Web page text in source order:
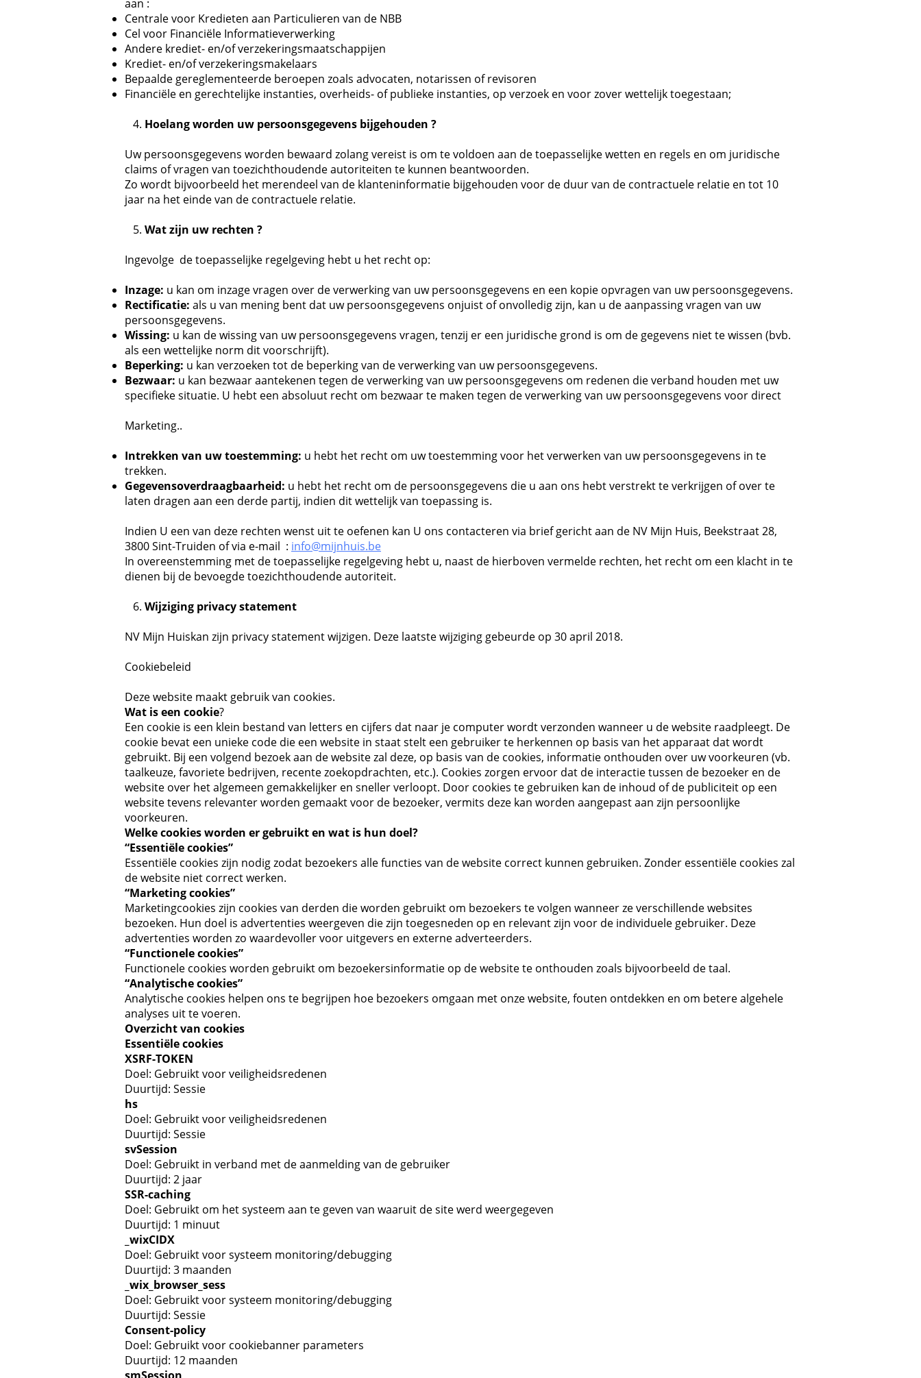
aan :
Centrale voor Kredieten aan Particulieren van de NBB
Cel voor Financiële Informatieverwerking
Andere krediet- en/of verzekeringsmaatschappijen
Krediet- en/of verzekeringsmakelaars
Bepaalde gereglementeerde beroepen zoals advocaten, notarissen of revisoren
Financiële en gerechtelijke instanties, overheids- of publieke instanties, op verzoek en voor zover wettelijk toegestaan;
4. Hoelang worden uw persoonsgegevens bijgehouden ?
Uw persoonsgegevens worden bewaard zolang vereist is om te voldoen aan de toepasselijke wetten en regels en om juridische
claims of vragen van toezichthoudende autoriteiten te kunnen beantwoorden.
Zo wordt bijvoorbeeld het merendeel van de klanteninformatie bijgehouden voor de duur van de contractuele relatie en tot 10
jaar na het einde van de contractuele relatie.
5. Wat zijn uw rechten ?
Ingevolge de toepasselijke regelgeving hebt u het recht op:
Inzage: u kan om inzage vragen over de verwerking van uw persoonsgegevens en een kopie opvragen van uw persoonsgegevens.
Rectificatie: als u van mening bent dat uw persoonsgegevens onjuist of onvolledig zijn, kan u de aanpassing vragen van uw
persoonsgegevens.
Wissing: u kan de wissing van uw persoonsgegevens vragen, tenzij er een juridische grond is om de gegevens niet te wissen (bvb.
als een wettelijke norm dit voorschrijft).
Beperking: u kan verzoeken tot de beperking van de verwerking van uw persoonsgegevens.
Bezwaar: u kan bezwaar aantekenen tegen de verwerking van uw persoonsgegevens om redenen die verband houden met uw
specifieke situatie. U hebt een absoluut recht om bezwaar te maken tegen de verwerking van uw persoonsgegevens voor direct
Marketing..
Intrekken van uw toestemming: u hebt het recht om uw toestemming voor het verwerken van uw persoonsgegevens in te
trekken.
Gegevensoverdraagbaarheid: u hebt het recht om de persoonsgegevens die u aan ons hebt verstrekt te verkrijgen of over te
laten dragen aan een derde partij, indien dit wettelijk van toepassing is.
Indien U een van deze rechten wenst uit te oefenen kan U ons contacteren via brief gericht aan de NV Mijn Huis, Beekstraat 28,
3800 Sint-Truiden of via e-mail : info@mijnhuis.be
In overeenstemming met de toepasselijke regelgeving hebt u, naast de hierboven vermelde rechten, het recht om een klacht in te
dienen bij de bevoegde toezichthoudende autoriteit.
6. Wijziging privacy statement
NV Mijn Huiskan zijn privacy statement wijzigen. Deze laatste wijziging gebeurde op 30 april 2018.
Cookiebeleid
Deze website maakt gebruik van cookies.
Wat is een cookie?
Een cookie is een klein bestand van letters en cijfers dat naar je computer wordt verzonden wanneer u de website raadpleegt. De
cookie bevat een unieke code die een website in staat stelt een gebruiker te herkennen op basis van het apparaat dat wordt
gebruikt. Bij een volgend bezoek aan de website zal deze, op basis van de cookies, informatie onthouden over uw voorkeuren (vb.
taalkeuze, favoriete bedrijven, recente zoekopdrachten, etc.). Cookies zorgen ervoor dat de interactie tussen de bezoeker en de
website over het algemeen gemakkelijker en sneller verloopt. Door cookies te gebruiken kan de inhoud of de publiciteit op een
website tevens relevanter worden gemaakt voor de bezoeker, vermits deze kan worden aangepast aan zijn persoonlijke
voorkeuren.
Welke cookies worden er gebruikt en wat is hun doel?
“Essentiële cookies”
Essentiële cookies zijn nodig zodat bezoekers alle functies van de website correct kunnen gebruiken. Zonder essentiële cookies zal
de website niet correct werken.
“Marketing cookies”
Marketingcookies zijn cookies van derden die worden gebruikt om bezoekers te volgen wanneer ze verschillende websites
bezoeken. Hun doel is advertenties weergeven die zijn toegesneden op en relevant zijn voor de individuele gebruiker. Deze
advertenties worden zo waardevoller voor uitgevers en externe adverteerders.
“Functionele cookies”
Functionele cookies worden gebruikt om bezoekersinformatie op de website te onthouden zoals bijvoorbeeld de taal.
“Analytische cookies”
Analytische cookies helpen ons te begrijpen hoe bezoekers omgaan met onze website, fouten ontdekken en om betere algehele
analyses uit te voeren.
Overzicht van cookies
Essentiële cookies
XSRF-TOKEN
Doel: Gebruikt voor veiligheidsredenen
Duurtijd: Sessie
hs
Doel: Gebruikt voor veiligheidsredenen
Duurtijd: Sessie
svSession
Doel: Gebruikt in verband met de aanmelding van de gebruiker
Duurtijd: 2 jaar
SSR-caching
Doel: Gebruikt om het systeem aan te geven van waaruit de site werd weergegeven
Duurtijd: 1 minuut
_wixCIDX
Doel: Gebruikt voor systeem monitoring/debugging
Duurtijd: 3 maanden
_wix_browser_sess
Doel: Gebruikt voor systeem monitoring/debugging
Duurtijd: Sessie
Consent-policy
Doel: Gebruikt voor cookiebanner parameters
Duurtijd: 12 maanden